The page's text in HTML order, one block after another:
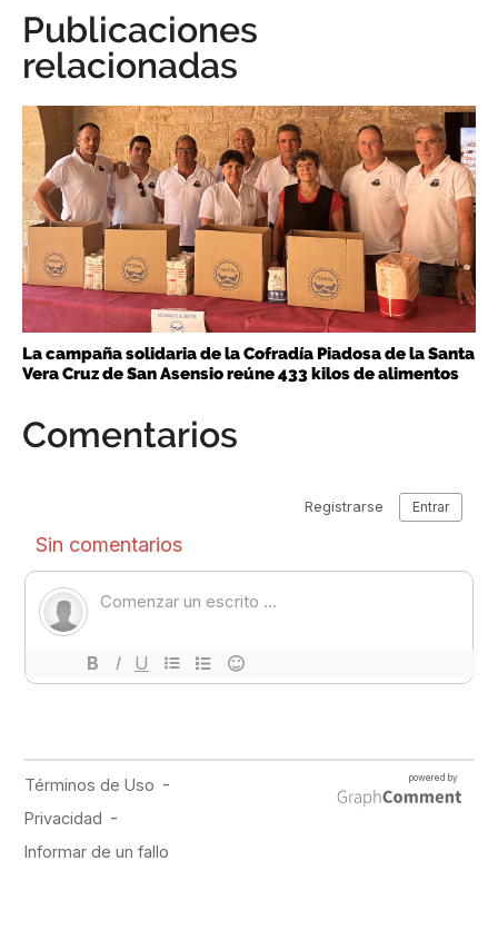
Publicaciones
relacionadas
La campaña solidaria de la Cofradía Piadosa de la Santa
Vera Cruz de San Asensio reúne 433 kilos de alimentos
Comentarios